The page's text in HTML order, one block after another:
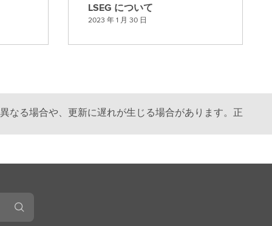
L
E
て
LSEG について
2023 年 1 月 30 日
なる場合や、更新に遅れが生じる場合があります。正